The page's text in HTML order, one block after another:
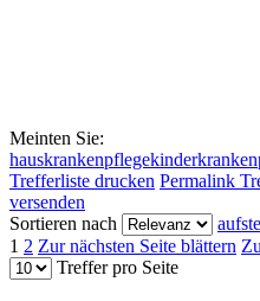
Meinten Sie:
hauskrankenpflege
Trefferliste drucken Permalink
versenden
Sortieren nach
1 2 Zur nächsten Seite blättern
Treffer pro Seite